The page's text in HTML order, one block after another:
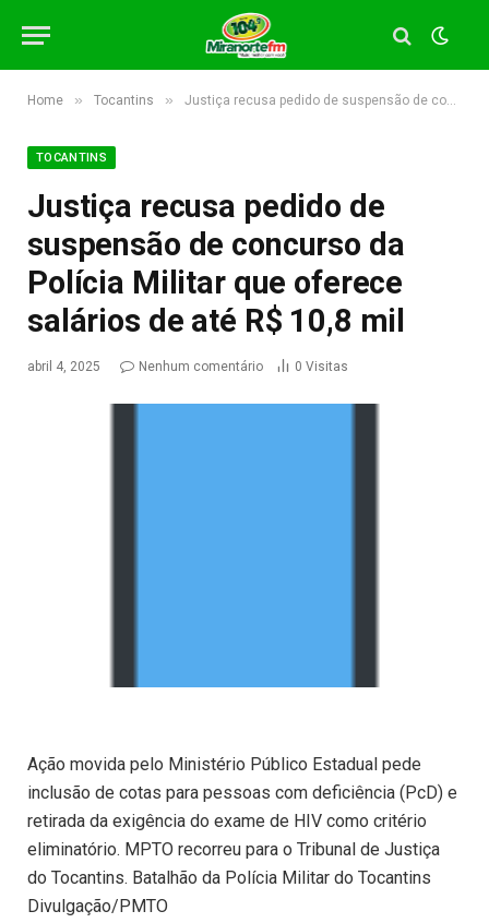
Home » Tocantins » Justiça recusa pedido de suspensão de concurso da Polícia Militar que oferece salários de até R$ 10,8 mil
TOCANTINS
Justiça recusa pedido de
suspensão de concurso da
Polícia Militar que oferece
salários de até R$ 10,8 mil
abril 4, 2025 Nenhum comentário 0 Visitas
Ação movida pelo Ministério Público Estadual pede
inclusão de cotas para pessoas com deficiência (PcD) e
retirada da exigência do exame de HIV como critério
eliminatório. MPTO recorreu para o Tribunal de Justiça
do Tocantins. Batalhão da Polícia Militar do Tocantins
Divulgação/PMTO